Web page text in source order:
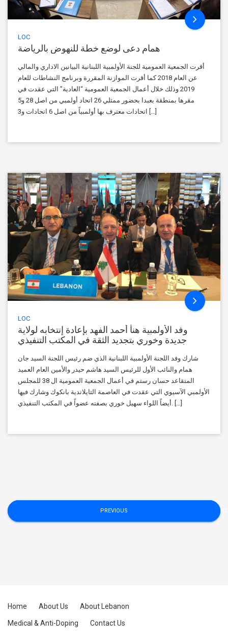
LOC
همام دعى لوضع خطة للنهوض بالرياضة
أقرت الجمعية العمومية للجنة الأولمبية اللبنانية البيانين الاداري والمالي
عن العام 2018 كما أقرت الموازنة المقررة وبرنامج النشاطات للعام
2019 وذلك خلال أعمال الجمعية العمومية “العادية” التي عقدت في
مقرها بمنطقة بعبدا بحضور ممثلي 26 اتحاد أولمبي من اصل 28 و5
LOC
وفد الأولمبية هنأ أحمد الفهد بإعادة إنتخابه لولاية
جديدة وخوري بتجديد الثقة في المكتب التنفيذي
شارك وفد اللجنة الأولمبية اللبنانية الذي ضم رئيس اللجنة السيد جان
همام والنائب الأول للرئيس السيد هاشم حيدر والأمين العام العميد
المتقاعد حسان رستم في أعمال الجمعية العمومية ال 38 للمجلس
الأولمبي الآسيوي التي عقدت في العاصمة التايلاندية بانكوك وشارك فيها
أيضاً اللواء سهيل خوري بصفته عضواً في المكتب التنفيذي. […]
Posts
navigation
PREVIOUS
Home About Us About Lebanon
Medical & Anti-Doping Contact Us